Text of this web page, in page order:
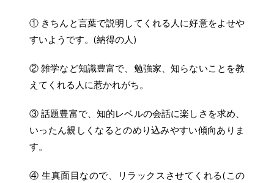
① きちんと言葉で説明してくれる人に好意をよせや
すいようです。(納得の人)
② 雑学など知識豊富で、勉強家、知らないことを教
えてくれる人に惹かれがち。
③ 話題豊富で、知的レベルの会話に楽しさを求め、
いったん親しくなるとのめり込みやすい傾向ありま
す。
④ 生真面目なので、リラックスさせてくれる(この